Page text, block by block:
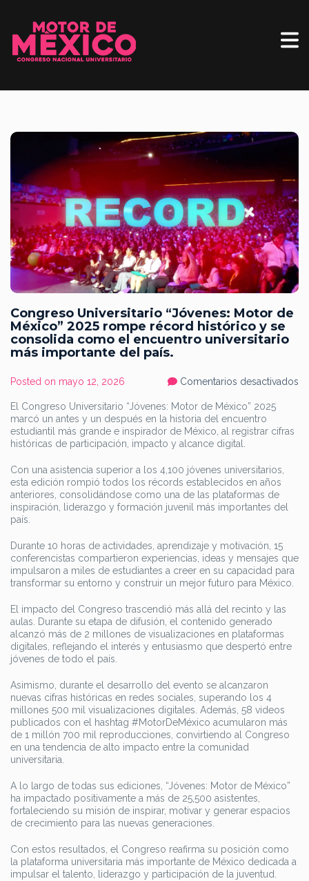
Congreso Universitario “Jóvenes: Motor de
México” 2025 rompe récord histórico y se
consolida como el encuentro universitario
más importante del país.
Posted on mayo 12, 2026 Comentarios desactivados
El Congreso Universitario “Jóvenes: Motor de México” 2025
marcó un antes y un después en la historia del encuentro
estudiantil más grande e inspirador de México, al registrar cifras
históricas de participación, impacto y alcance digital.
Con una asistencia superior a los 4,100 jóvenes universitarios,
esta edición rompió todos los récords establecidos en años
anteriores, consolidándose como una de las plataformas de
inspiración, liderazgo y formación juvenil más importantes del
país.
Durante 10 horas de actividades, aprendizaje y motivación, 15
conferencistas compartieron experiencias, ideas y mensajes que
impulsaron a miles de estudiantes a creer en su capacidad para
transformar su entorno y construir un mejor futuro para México.
El impacto del Congreso trascendió más allá del recinto y las
aulas. Durante su etapa de difusión, el contenido generado
alcanzó más de 2 millones de visualizaciones en plataformas
digitales, reflejando el interés y entusiasmo que despertó entre
jóvenes de todo el país.
Asimismo, durante el desarrollo del evento se alcanzaron
nuevas cifras históricas en redes sociales, superando los 4
millones 500 mil visualizaciones digitales. Además, 58 videos
publicados con el hashtag #MotorDeMéxico acumularon más
de 1 millón 700 mil reproducciones, convirtiendo al Congreso
en una tendencia de alto impacto entre la comunidad
universitaria.
A lo largo de todas sus ediciones, “Jóvenes: Motor de México”
ha impactado positivamente a más de 25,500 asistentes,
fortaleciendo su misión de inspirar, motivar y generar espacios
de crecimiento para las nuevas generaciones.
Con estos resultados, el Congreso reafirma su posición como
la plataforma universitaria más importante de México dedicada a
impulsar el talento, liderazgo y participación de la juventud.